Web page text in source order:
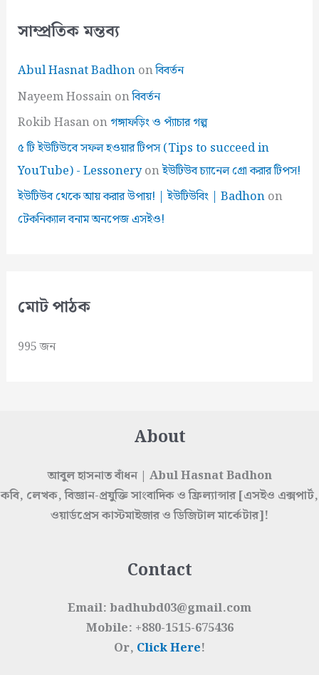
সাম্প্রতিক মন্তব্য
Abul Hasnat Badhononবিবর্তন
Nayeem Hossainonবিবর্তন
Rokib Hasanonগঙ্গাফড়িং ও প্যাঁচার গল্প
৫ টি ইউটিউবে সফল হওয়ার টিপস (Tips to succeed in
YouTube) - Lessoneryonইউটিউব চ্যানেল গ্রো করার টিপস!
ইউটিউব থেকে আয় করার উপায়! | ইউটিউবিং | Badhonon
টেকনিক্যাল বনাম অনপেজ এসইও!
মোট পাঠক
995 জন
About
আবুল হাসনাত বাঁধন | Abul Hasnat Badhon
কবি, লেখক, বিজ্ঞান-প্রযুক্তি সাংবাদিক ও ফ্রিল্যান্সার [এসইও এক্সপার্ট,
ওয়ার্ডপ্রেস কাস্টমাইজার ও ডিজিটাল মার্কেটার]!
Contact
Email: badhubd03@gmail.com
Mobile: +880-1515-675436
Or, Click Here!